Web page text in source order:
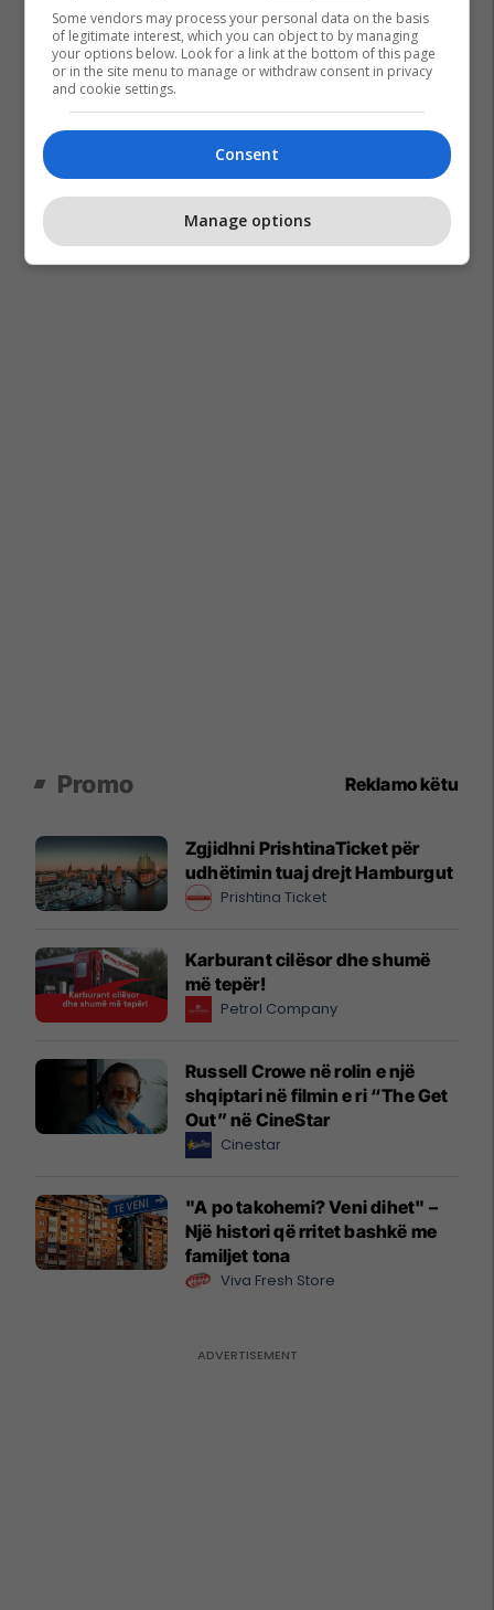
Kombëtarja E Francës Ousmane Dembele
Promo Reklamo këtu
Zgjidhni PrishtinaTicket për
udhëtimin tuaj drejt Hamburgut
Prishtina Ticket
Karburant cilësor dhe shumë
më tepër!
Petrol Company
Russell Crowe në rolin e një
shqiptari në filmin e ri “The Get
Out” në CineStar
Cinestar
"A po takohemi? Veni dihet" –
Një histori që rritet bashkë me
familjet tona
Viva Fresh Store
Some vendors may process your personal data on the basis
of legitimate interest, which you can object to by managing
your options below. Look for a link at the bottom of this page
or in the site menu to manage or withdraw consent in privacy
and cookie settings.
Consent
Manage options